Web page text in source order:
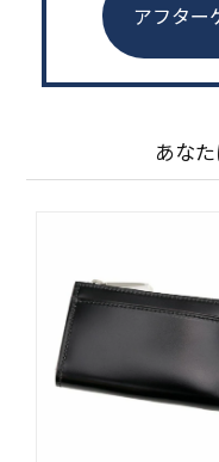
アフター
あな